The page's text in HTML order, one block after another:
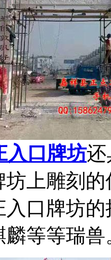
入口牌坊还
坊上雕刻
入口牌坊
等等瑞兽